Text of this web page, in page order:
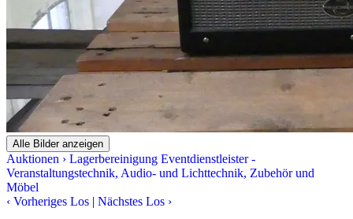
Alle Bilder anzeigen
Auktionen › Lagerbereinigung Eventdienstleister -
Veranstaltungstechnik, Audio- und Lichttechnik, Zubehör und
Möbel
‹ Vorheriges Los | Nächstes Los ›